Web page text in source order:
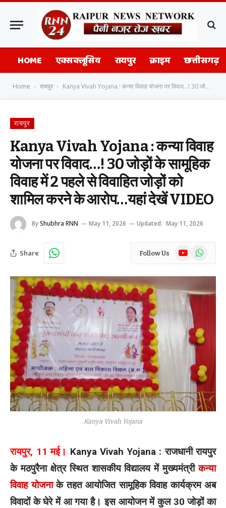
HOME एक्सक्लूसिव रायपुर क्राइम छत्तीसगढ़
Home - रायपुर - Kanya Vivah Yojana : कन्या विवाह योजना पर विवाद…! 30 जोड़ों के सामूहिक विवाह में 2 पहले से विवाहित जोड़ों को शामिल करने के आरोप…यहां देखें VIDEO
रायपुर
Kanya Vivah Yojana : कन्या विवाह
योजना पर विवाद…! 30 जोड़ों के सामूहिक
विवाह में 2 पहले से विवाहित जोड़ों को
शामिल करने के आरोप…यहां देखें VIDEO
ByShubhra RNN May 11, 2026 Updated: May 11, 2026
Share Follow Us YouTubeWhatsApp
Kanya Vivah Yojana
रायपुर, 11 मई। Kanya Vivah Yojana : राजधानी रायपुर
के मठपुरैना क्षेत्र स्थित शासकीय विद्यालय में मुख्यमंत्रीकन्या
विवाह योजनाके तहत आयोजित सामूहिक विवाह कार्यक्रम अब
विवादों के घेरे में आ गया है। इस आयोजन में कुल 30 जोड़ों का